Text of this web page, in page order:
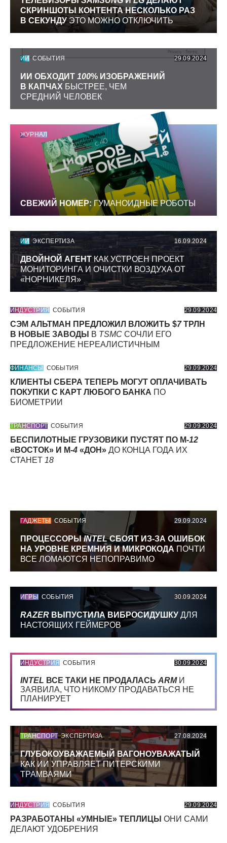
СКРИНШОТЫ КОНТЕНТА НЕСКОЛЬКО РАЗ
В СЕКУНДУЭТО МОЖНО ОТКЛЮЧИТЬ
ИИ СОБЫТИЯ 29.09.2024
ИИ ОБХОДИТ 100% ИЗОБРАЖЕНИЙ
В КАПЧАХ БЫСТРЕЕ, ЧЕМ
СРЕДНИЙ ЧЕЛОВЕК
ЖУРНАЛ
СВЕЖИЙ НОМЕР: ГУМАНОИДНЫЕ РОБОТЫ
ИИ ЭКСПЕРТИЗА 16.09.2024
ДВОЙНОЙ АГЕНТКАК УСТРОЕН ПРОЕКТ
МОНИТОРИНГА И ОЧИСТКИ ВОЗДУХА ОТ
«НОРНИКЕЛЯ»
ИНДУСТРИЯ СОБЫТИЯ 29.09.2024
СЭМ АЛЬТМАН ПРЕДЛОЖИЛ ВЛОЖИТЬ $7ТРЛН
В НОВЫЕ ЗАВОДЫ
В TSMC СОЧЛИ ЕГО
ПРЕДЛОЖЕНИЕ НЕРЕАЛИСТИЧНЫМ
ФИНАНСЫ СОБЫТИЯ 29.09.2024
КЛИЕНТЫ СБЕРА ТЕПЕРЬ МОГУТ ОПЛАЧИВАТЬ
ПОКУПКИ С КАРТ ЛЮБОГО БАНКА ПО
БИОМЕТРИИ
ТРАНСПОРТ СОБЫТИЯ 29.09.2024
БЕСПИЛОТНЫЕ ГРУЗОВИКИ ПУСТЯТ ПО М-12
«ВОСТОК» И М-4 «ДОН» ДО КОНЦА ГОДА ИХ
СТАНЕТ 18
ГАДЖЕТЫ СОБЫТИЯ 29.09.2024
ПРОЦЕССОРЫINTELСБОЯТ ИЗ-ЗА ОШИБОК
НА УРОВНЕ КРЕМНИЯ И МИКРОКОДА ПОЧТИ
ВСЕ ЛОМАЮТСЯ НЕПОПРАВИМО
ИГРЫ СОБЫТИЯ 30.09.2024
RAZER ВЫПУСТИЛА ВИБРОСИДУШКУ ДЛЯ
НАСТОЯЩИХ ГЕЙМЕРОВ
ИНДУСТРИЯ СОБЫТИЯ 30.09.2024
INTEL ВСЕ ТАКИ НЕ ПРОДАЛАСЬ ARMИ
ЗАЯВИЛА, ЧТО НИКОМУ ПРОДАВАТЬСЯ НЕ
ПЛАНИРУЕТ
ТРАНСПОРТ ЭКСПЕРТИЗА 27.08.2024
ГЛУБОКОУВАЖАЕМЫЙ ВАГОНОУВАЖАТЫЙ
КАК ИИ УПРАВЛЯЕТ ПИТЕРСКИМИ
ТРАМВАЯМИ
ИНДУСТРИЯ СОБЫТИЯ 29.09.2024
РАЗРАБОТАНЫ «УМНЫЕ» ТЕПЛИЦЫ ОНИ САМИ
ДЕЛАЮТ УДОБРЕНИЯ